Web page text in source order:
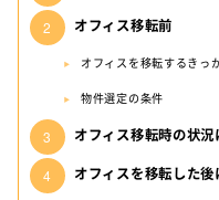
オフィス移転前
オフィスを移転するきっ
物件選定の条件
オフィス移転時の状況
オフィスを移転した後